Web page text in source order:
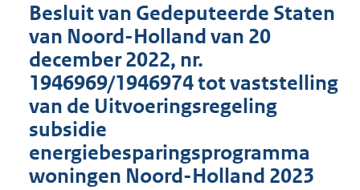
Besluit van Gedeputeerde Staten
van Noord-Holland van 20
december 2022, nr.
1946969/1946974 tot vaststelling
van de Uitvoeringsregeling
subsidie
energiebesparingsprogramma
woningen Noord-Holland 2023